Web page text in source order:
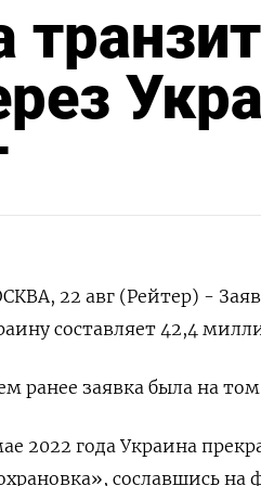
22 авг (Рейтер) -
составляет 42,4
ранее заявка была на
2022 года Украина
сославшись